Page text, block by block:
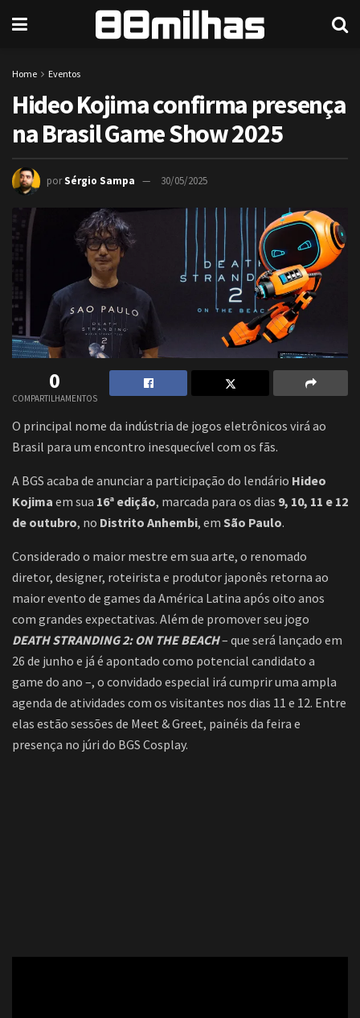
Home Eventos
Hideo Kojima confirma presença
na Brasil Game Show 2025
porSérgio Sampa 30/05/2025
0
COMPARTILHAMENTOS
O principal nome da indústria de jogos eletrônicos virá ao
Brasil para um encontro inesquecível com os fãs.
A BGS acaba de anunciar a participação do lendário Hideo
Kojima em sua 16ª edição, marcada para os dias 9, 10, 11 e 12
de outubro, no Distrito Anhembi, em São Paulo.
Considerado o maior mestre em sua arte, o renomado
diretor, designer, roteirista e produtor japonês retorna ao
maior evento de games da América Latina após oito anos
com grandes expectativas. Além de promover seu jogo
DEATH STRANDING 2: ON THE BEACH– que será lançado em
26 de junho e já é apontado como potencial candidato a
game do ano –, o convidado especial irá cumprir uma ampla
agenda de atividades com os visitantes nos dias 11 e 12. Entre
elas estão sessões de Meet & Greet, painéis da feira e
presença no júri do BGS Cosplay.